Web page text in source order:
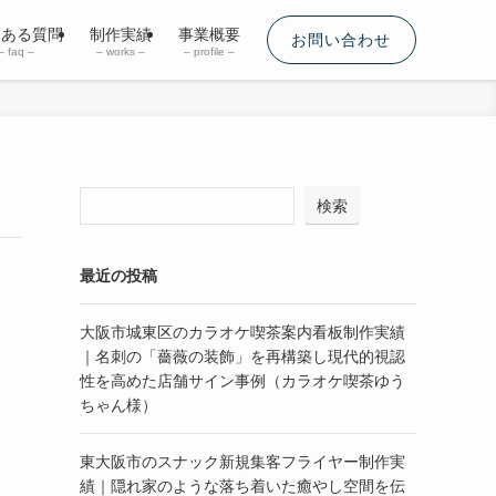
る質問
faq –
制作実績
– works –
事業概要
– profile –
お問い合わせ
検索
最近の投稿
大阪市城東区のカラオケ喫茶案内看板制作実績
｜名刺の「薔薇の装飾」を再構築し現代的視認
性を高めた店舗サイン事例（カラオケ喫茶ゆう
ちゃん様）
東大阪市のスナック新規集客フライヤー制作実
績｜隠れ家のような落ち着いた癒やし空間を伝